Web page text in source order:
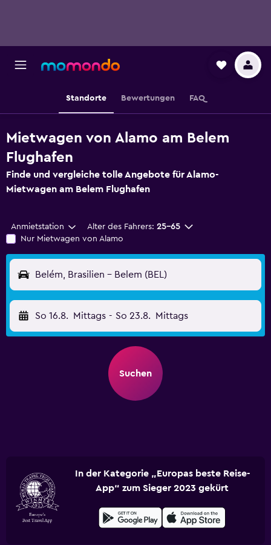
Standorte Bewertungen FAQ
Mietwagen von Alamo am Belem
Flughafen
Finde und vergleiche tolle Angebote für Alamo-
Mietwagen am Belem Flughafen
Anmietstation Alter des Fahrers: 25-65
Nur Mietwagen von Alamo
Belém, Brasilien - Belem (BEL)
So 16.8. Mittags - So 23.8. Mittags
Suchen
In der Kategorie „Europas beste Reise-
App“ zum Sieger 2023 gekürt